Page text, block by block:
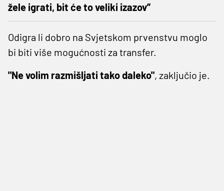
žele igrati, bit će to veliki izazov”
Odigra li dobro na Svjetskom prvenstvu moglo
bi biti više mogućnosti za transfer.
"Ne volim razmišljati tako daleko", zaključio je.